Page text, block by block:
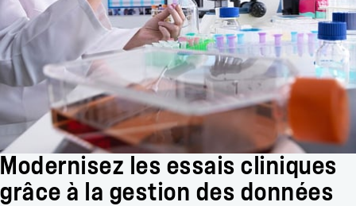
Modernisez les essais cliniques
grâce à la gestion des données